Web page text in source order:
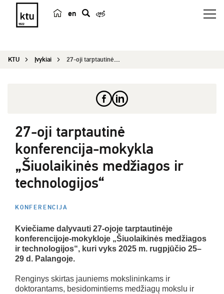
en
e
KTU Įvykiai 27-oji tarptautinė konferencija-mokykla „Šiuolai...
27-oji tarptautinė
konferencija-mokykla
„Šiuolaikinės medžiagos ir
technologijos“
KONFERENCIJA
Kviečiame dalyvauti 27-ojoje tarptautinėje
konferencijoje-mokykloje „Šiuolaikinės medžiagos
ir technologijos“, kuri vyks 2025 m. rugpjūčio 25–
29 d. Palangoje.
Renginys skirtas jauniems mokslininkams ir
doktorantams, besidomintiems medžiagų mokslu ir